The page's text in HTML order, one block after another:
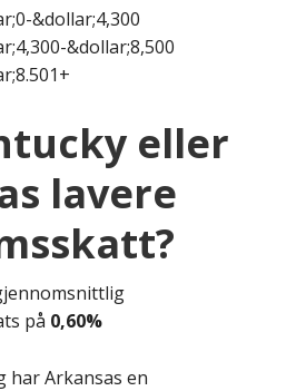
&dollar;4,300
&dollar;8,500
eller
lavere
på 0,60%
har Arkansas en